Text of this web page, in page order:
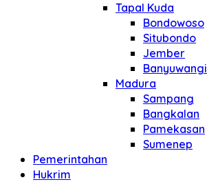
Tapal Kuda
Bondowoso
Situbondo
Jember
Banyuwangi
Madura
Sampang
Bangkalan
Pamekasan
Sumenep
Pemerintahan
Hukrim